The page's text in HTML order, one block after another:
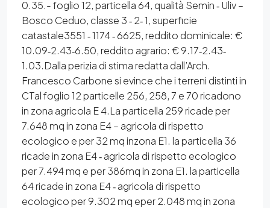
0.35.- foglio 12, particella 64, qualità Semin ‐ Uliv –
Bosco Ceduo, classe 3 ‐ 2‐ 1, superficie
catastale3551 ‐ 1174 ‐ 6625, reddito dominicale: €
10.09‐2.43‐6.50, reddito agrario: € 9.17‐2.43‐
1.03.Dalla perizia di stima redatta dall’Arch.
Francesco Carbone si evince che i terreni distinti in
CTal foglio 12 particelle 256, 258, 7 e 70 ricadono
in zona agricola E 4.La particella 259 ricade per
7.648 mq in zona E4 – agricola di rispetto
ecologico e per 32 mq inzona E1. la particella 36
ricade in zona E4 ‐ agricola di rispetto ecologico
per 7.494 mq e per 386mq in zona E1. la particella
64 ricade in zona E4 ‐ agricola di rispetto
ecologico per 9.302 mq eper 2.048 mq in zona